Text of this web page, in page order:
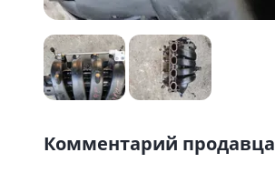
Комментарий продавца